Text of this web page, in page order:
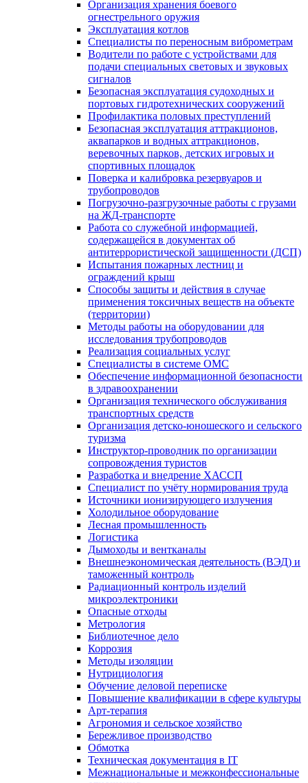
Организация хранения боевого
огнестрельного оружия
Эксплуатация котлов
Специалисты по переносным виброметрам
Водители по работе с устройствами для
подачи специальных световых и звуковых
сигналов
Безопасная эксплуатация судоходных и
портовых гидротехнических сооружений
Профилактика половых преступлений
Безопасная эксплуатация аттракционов,
аквапарков и водных аттракционов,
веревочных парков, детских игровых и
спортивных площадок
Поверка и калибровка резервуаров и
трубопроводов
Погрузочно-разгрузочные работы с грузами
на ЖД-транспорте
Работа со служебной информацией,
содержащейся в документах об
антитеррористической защищенности (ДСП)
Испытания пожарных лестниц и
ограждений крыш
Способы защиты и действия в случае
применения токсичных веществ на объекте
(территории)
Методы работы на оборудовании для
исследования трубопроводов
Реализация социальных услуг
Специалисты в системе ОМС
Обеспечение информационной безопасности
в здравоохранении
Организация технического обслуживания
транспортных средств
Организация детско-юношеского и сельского
туризма
Инструктор-проводник по организации
сопровождения туристов
Разработка и внедрение ХАССП
Специалист по учёту нормирования труда
Источники ионизирующего излучения
Холодильное оборудование
Лесная промышленность
Логистика
Дымоходы и вентканалы
Внешнеэкономическая деятельность (ВЭД) и
таможенный контроль
Радиационный контроль изделий
микроэлектроники
Опасные отходы
Метрология
Библиотечное дело
Коррозия
Методы изоляции
Нутрициология
Обучение деловой переписке
Повышение квалификации в сфере культуры
Арт-терапия
Агрономия и сельское хозяйство
Бережливое производство
Обмотка
Техническая документация в IT
Межнациональные и межконфессиональные